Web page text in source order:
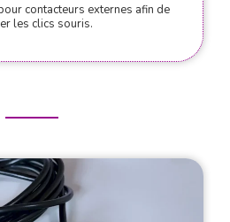
contacteurs externes afin de
les clics souris.